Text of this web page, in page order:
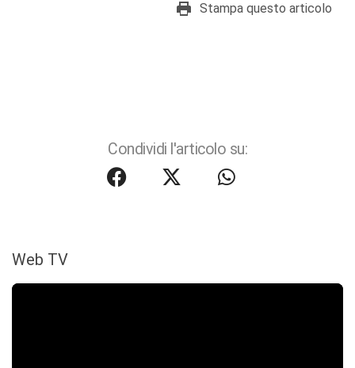
Stampa questo articolo
Condividi l'articolo su:
Web TV